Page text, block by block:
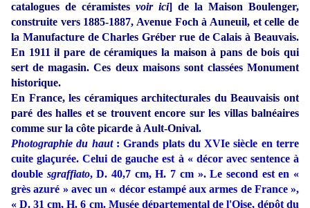
catalogues de céramistes voir ici] de la Maison Boulenger,
construite vers 1885-1887, Avenue Foch à Auneuil, et celle de
la Manufacture de Charles Gréber rue de Calais à Beauvais.
En 1911 il pare de céramiques la maison à pans de bois qui
sert de magasin. Ces deux maisons sont classées Monument
historique.
En France, les céramiques architecturales du Beauvaisis ont
paré des halles et se trouvent encore sur les villas balnéaires
comme sur la côte picarde à Ault-Onival.
Photographie du haut: Grands plats du XVIe siècle en terre
cuite glaçurée. Celui de gauche est à « décor avec sentence à
double sgraffiato, D. 40,7 cm, H. 7 cm ». Le second est en «
grès azuré » avec un « décor estampé aux armes de France »,
« D. 31 cm, H. 6 cm. Musée départemental de l'Oise, dépôt du